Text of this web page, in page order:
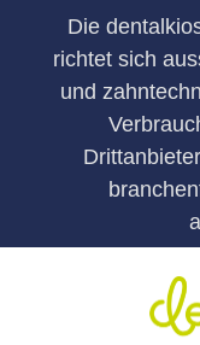
Die
richtet sich
und
Zum Hauptinhalt